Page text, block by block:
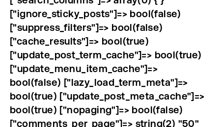
["ignore_sticky_posts"]=> bool(false)
["suppress_filters"]=> bool(false)
["cache_results"]=> bool(true)
["update_post_term_cache"]=> bool(true)
["update_menu_item_cache"]=>
bool(false) ["lazy_load_term_meta"]=>
bool(true) ["update_post_meta_cache"]=>
bool(true) ["nopaging"]=> bool(false)
["comments_per_page"]=> string(2) "50"